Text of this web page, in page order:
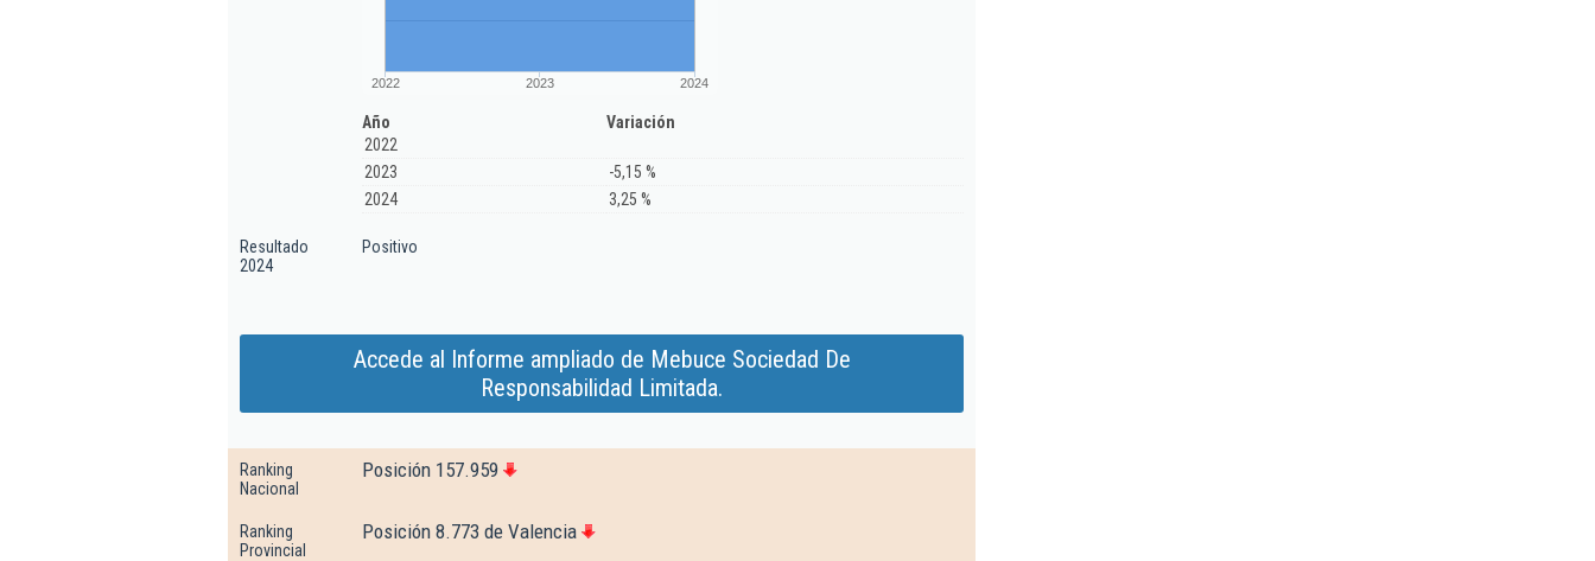
2022 2023 2024
Año
Variación
2022
2023
-5,15 %
2024
3,25 %
Resultado
2024
Positivo
Accede al Informe ampliado de Mebuce Sociedad De
Responsabilidad Limitada.
Ranking
Nacional
Posición 157.959
Ranking
Provincial
Posición 8.773 de Valencia